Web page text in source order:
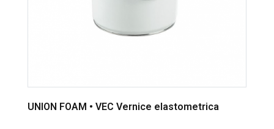
UNION FOAM • VEC Vernice elastometrica